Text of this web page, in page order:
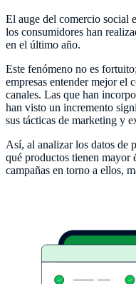
El auge del comercio social
los consumidores han
en el último año.
Este fenómeno no es
empresas entender mejor el
canales. Las que han
han visto un incremento
sus tácticas de marketing y
Así, al analizar los datos de
qué productos tienen mayor
campañas en torno a ellos,